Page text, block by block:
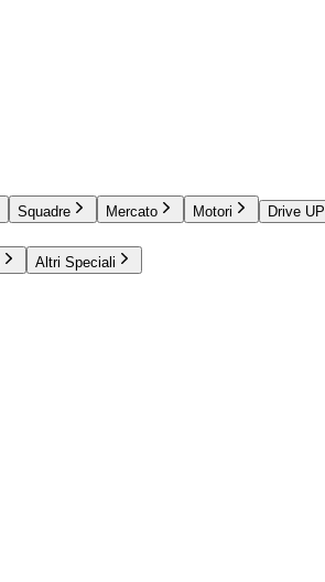
Squadre Mercato Motori Drive UP
Altri Speciali